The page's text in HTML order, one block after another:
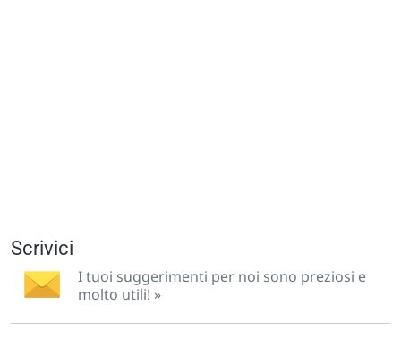
Scrivici
I tuoi suggerimenti per noi sono preziosi e
molto utili! »